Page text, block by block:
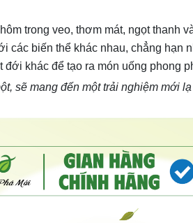
trong veo, thơm mát, ngọt thanh
các biến thể khác nhau, chẳng hạn
khác để tạo ra món uống phong
sẽ mang đến một trải nghiệm mới